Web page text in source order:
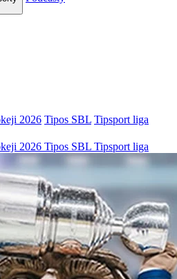
2026 Tipos SBL Tipsport liga
2026 Tipos SBL Tipsport liga